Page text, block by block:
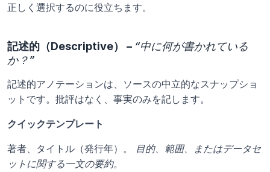
正しく選択するのに役立ちます。
記述的（Descriptive） – “中に何が書かれている
か？”
記述的アノテーションは、ソースの中立的なスナップショ
ットです。批評はなく、事実のみを記します。
クイックテンプレート
著者、タイトル（発行年）。 目的、範囲、またはデータセ
ットに関する一文の要約。